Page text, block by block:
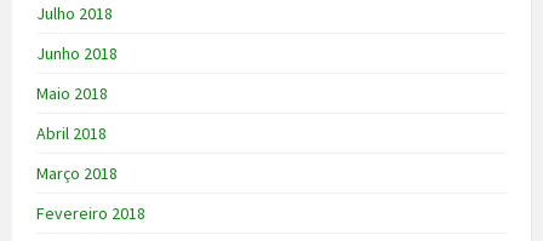
Julho 2018
Junho 2018
Maio 2018
Abril 2018
Março 2018
Fevereiro 2018